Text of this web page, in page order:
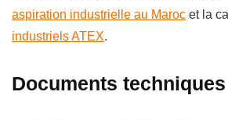
aspiration industrielle au Maroc et la
industriels ATEX.
Documents techniques